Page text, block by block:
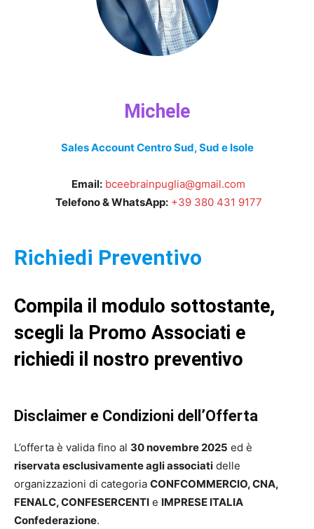
Michele
Sales Account Centro Sud, Sud e Isole
Email: bceebrainpuglia@gmail.com
Telefono & WhatsApp: +39 380 431 9177
Richiedi Preventivo
Compila il modulo sottostante,
scegli la Promo Associati e
richiedi il nostro preventivo
Disclaimer e Condizioni dell’Offerta
L’offerta è valida fino al 30 novembre 2025 ed è
riservata esclusivamente agli associati delle
organizzazioni di categoria CONFCOMMERCIO, CNA,
FENALC, CONFESERCENTI e IMPRESE ITALIA
Confederazione.